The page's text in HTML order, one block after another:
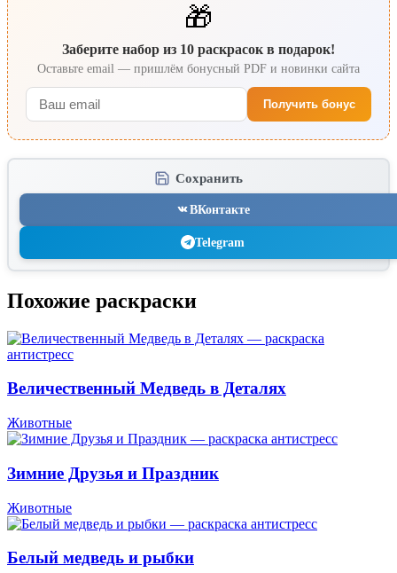
🎁
Заберите набор из 10 раскрасок в подарок!
Оставьте email — пришлём бонусный PDF и новинки сайта
Получить бонус
Сохранить
ВКонтакте
Telegram
Похожие раскраски
Величественный Медведь в Деталях
Животные
Зимние Друзья и Праздник
Животные
Белый медведь и рыбки